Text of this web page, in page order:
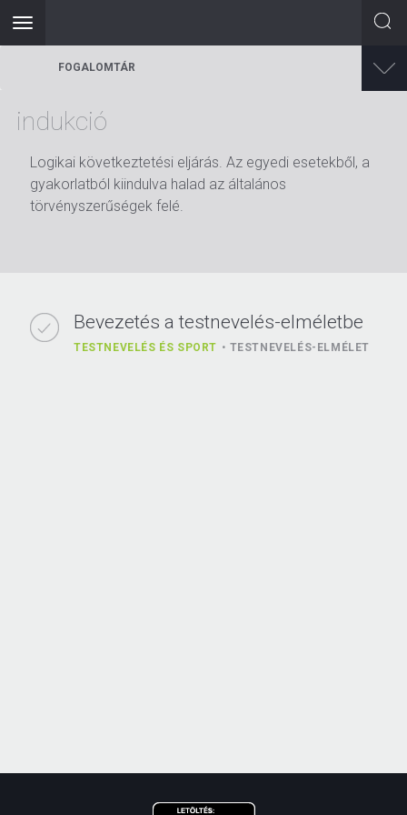
Toggle
navigation
FOGALOMTÁR
indukció
Logikai következtetési eljárás. Az egyedi esetekből, a
gyakorlatból kiindulva halad az általános
törvényszerűségek felé.
Bevezetés a testnevelés-elméletbe
TESTNEVELÉS ÉS SPORT TESTNEVELÉS-ELMÉLET